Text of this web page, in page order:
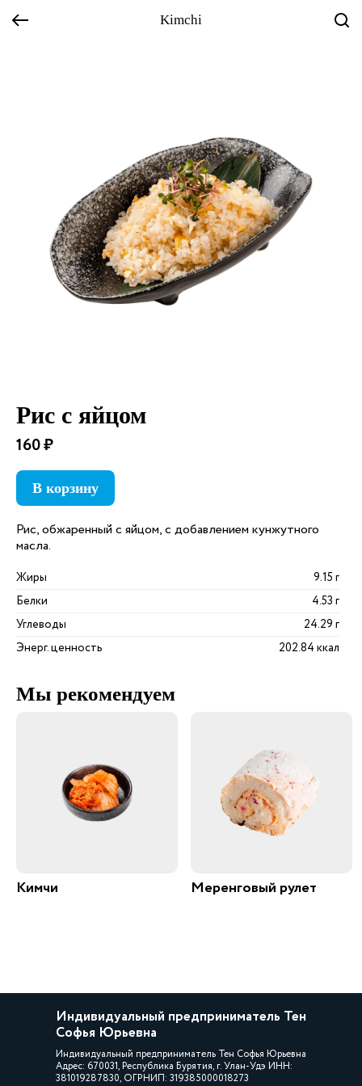
Kimchi
Рис с яйцом
160 ₽
В корзину
Рис, обжаренный с яйцом, с добавлением кунжутного
масла.
Жиры
9.15 г
Белки
4.53 г
Углеводы
24.29 г
Энерг. ценность
202.84 ккал
Мы рекомендуем
Кимчи Меренговый рулет
Индивидуальный предприниматель Тен
Софья Юрьевна
Индивидуальный предприниматель Тен Софья Юрьевна
Адрес: 670031, Республика Бурятия, г. Улан-Удэ ИНН:
381019287830, ОГРНИП: 319385000018273